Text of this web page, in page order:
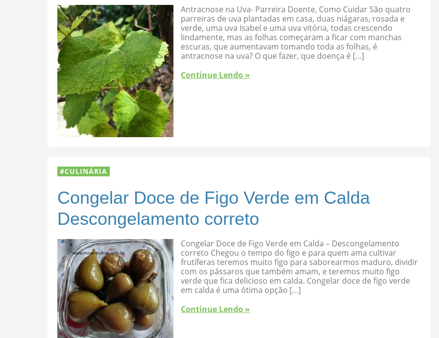
Antracnose na Uva- Parreira Doente, Como Cuidar São quatro
parreiras de uva plantadas em casa, duas niágaras, rosada e
verde, uma uva Isabel e uma uva vitória, todas crescendo
lindamente, mas as folhas começaram a ficar com manchas
escuras, que aumentavam tomando toda as folhas, é
antracnose na uva? O que fazer, que doença é […]
Continue Lendo »
CULINÁRIA
Congelar Doce de Figo Verde em Calda
Descongelamento correto
Congelar Doce de Figo Verde em Calda – Descongelamento
correto Chegou o tempo do figo e para quem ama cultivar
frutíferas teremos muito figo para saborearmos maduro, dividir
com os pássaros que também amam, e teremos muito figo
verde que fica delicioso em calda. Congelar doce de figo verde
em calda é uma ótima opção […]
Continue Lendo »